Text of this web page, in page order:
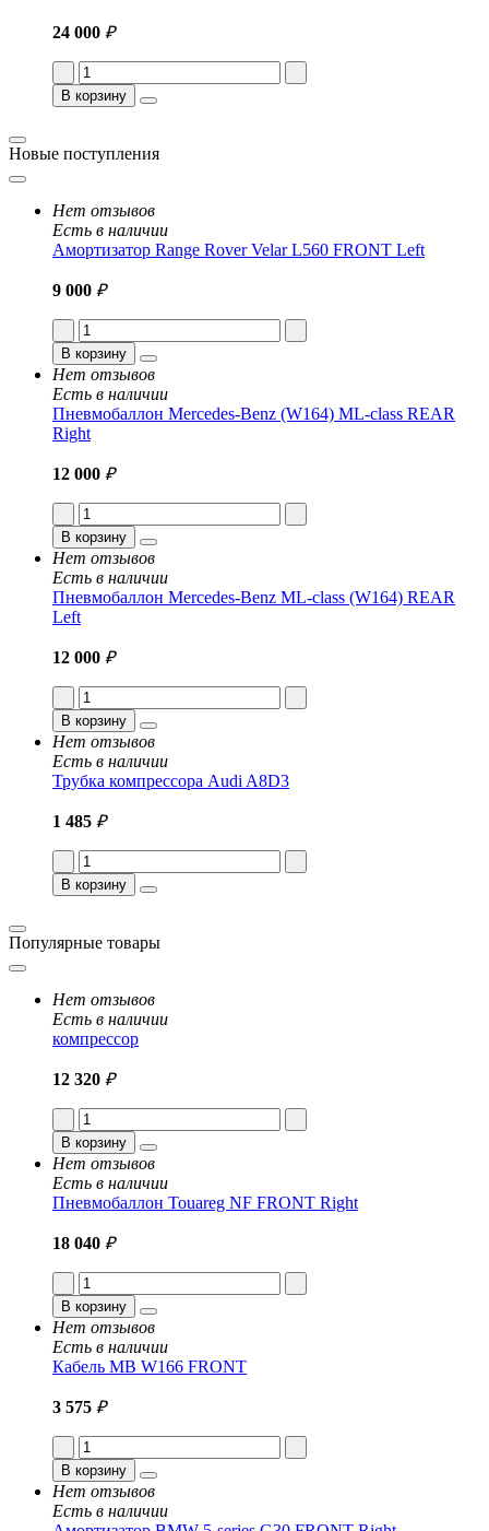
24 000 ₽
В корзину
Новые поступления
Нет отзывов
Есть в наличии
Амортизатор Range Rover Velar L560 FRONT Left
9 000 ₽
В корзину
Нет отзывов
Есть в наличии
Пневмобаллон Mercedes-Benz (W164) ML-class REAR
Right
12 000 ₽
В корзину
Нет отзывов
Есть в наличии
Пневмобаллон Mercedes-Benz ML-class (W164) REAR
Left
12 000 ₽
В корзину
Нет отзывов
Есть в наличии
Трубка компрессора Audi A8D3
1 485 ₽
В корзину
Популярные товары
Нет отзывов
Есть в наличии
компрессор
12 320 ₽
В корзину
Нет отзывов
Есть в наличии
Пневмобаллон Touareg NF FRONT Right
18 040 ₽
В корзину
Нет отзывов
Есть в наличии
Кабель MB W166 FRONT
3 575 ₽
В корзину
Нет отзывов
Есть в наличии